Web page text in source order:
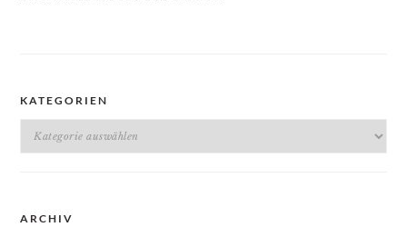
KATEGORIEN
Kategorien
ARCHIV